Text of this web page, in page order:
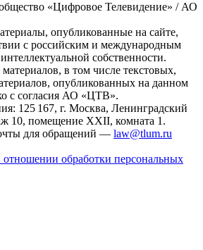
«Цифровое Телевидение» / АО
опубликованные на сайте,
с российским и международным
собственности.
в том числе текстовых,
опубликованных на данном
с согласия АО «ЦТВ».
125 167, г. Москва, Ленинградский
10, помещение XXII, комната 1.
для обращений — law@tlum.ru
отношении обработки персональных